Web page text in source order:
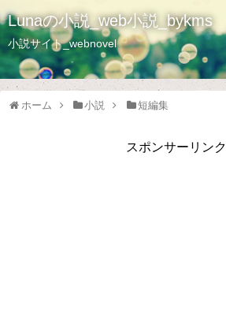
Lunaの小説_web小説_bykms
小説サイト_webnovel
ホーム 小説 短編集
スポンサーリンク